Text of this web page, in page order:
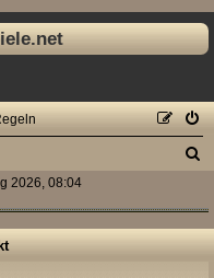
c
h
2026, 08:04